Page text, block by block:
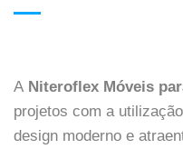
A Niteroflex Móveis
projetos com a
design moderno e